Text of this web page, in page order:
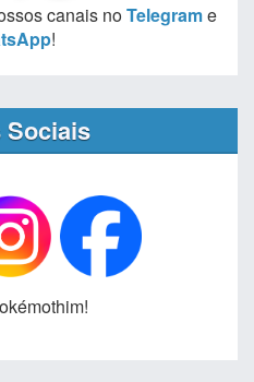
canais noTelegrame
!
Sociais